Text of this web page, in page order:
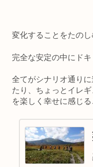
変化することをたのし
完全な安定の中にドキ
全てがシナリオ通り
たり、ちょっとイレ
を楽しく幸せに感じる